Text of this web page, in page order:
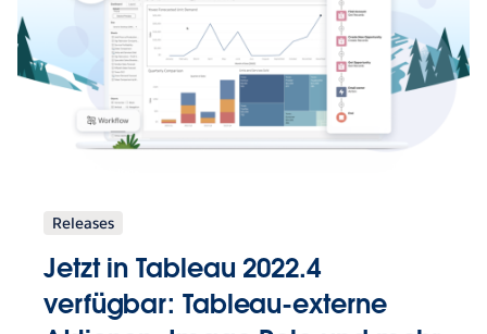
Releases
Jetzt in Tableau 2022.4
verfügbar: Tableau-externe